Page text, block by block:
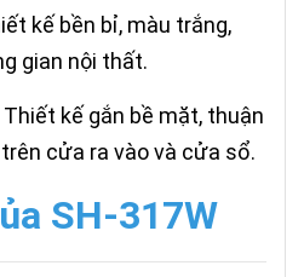
kế bền bỉ, màu trắng,
gian nội thất.
Thiết kế gắn bề mặt, thuận
cửa ra vào và cửa sổ.
SH-317W